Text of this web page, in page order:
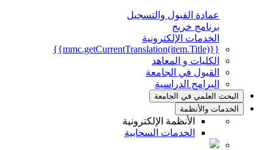
عمادة القبول والتسجيل
برنامج خريج
الخدمات الإلكترونية
{{mmc.getCurrentTranslation(item.Title)}}
الكليات و المعاهد
القبول في الجامعة
البرامج الدراسية
البحث العلمي في الجامعة
الخدمات والأنظمة
الأنظمة الإلكترونية
الخدمات السحابية